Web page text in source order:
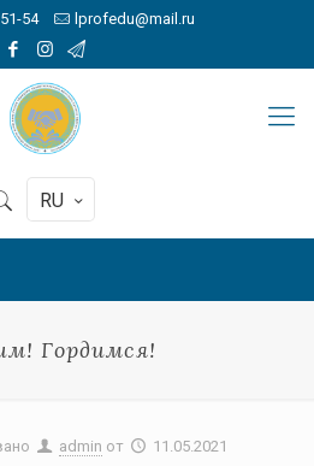
54 lprofedu@mail.ru
RU
Гордимся!
admin от 11.05.2021